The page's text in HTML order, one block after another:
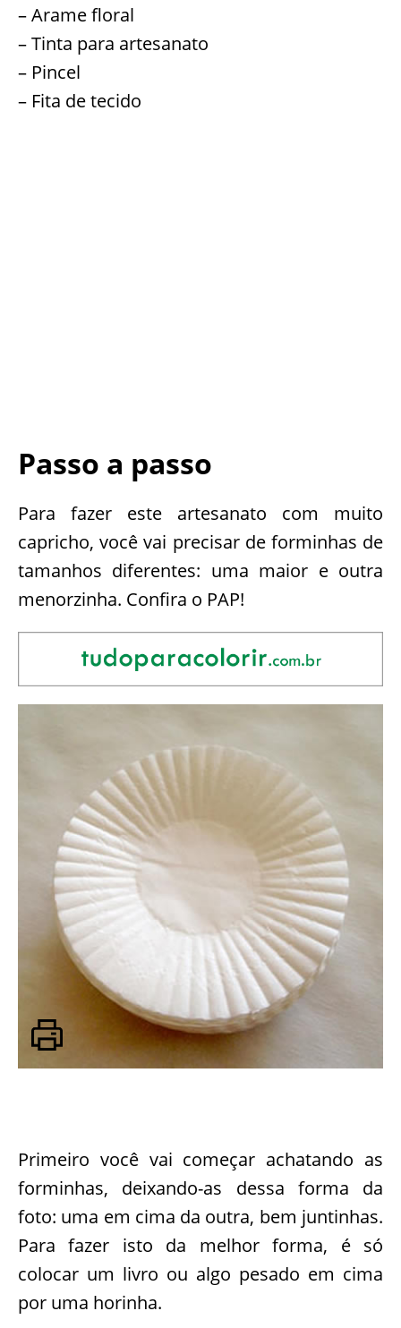
– Arame floral
– Tinta para artesanato
– Pincel
– Fita de tecido
Passo a passo
Para fazer este artesanato com muito
capricho, você vai precisar de forminhas de
tamanhos diferentes: uma maior e outra
menorzinha. Confira o PAP!
Primeiro você vai começar achatando as
forminhas, deixando-as dessa forma da
foto: uma em cima da outra, bem juntinhas.
Para fazer isto da melhor forma, é só
colocar um livro ou algo pesado em cima
por uma horinha.